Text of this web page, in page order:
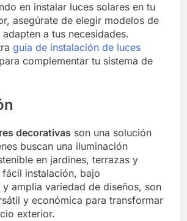
en instalar luces solares en tu
asegúrate de elegir modelos de
a tus necesidades.
guía de instalación de luces
para complementar tu sistema de
decorativas son una solución
buscan una iluminación
en jardines, terrazas y
instalación, bajo
y amplia variedad de diseños, son
y económica para transformar
exterior.